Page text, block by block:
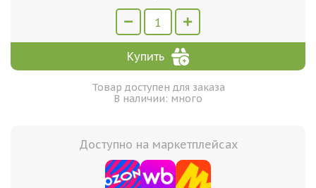
Купить
Товар доступен для заказа
В наличии: много
Доступно на маркетплейсах